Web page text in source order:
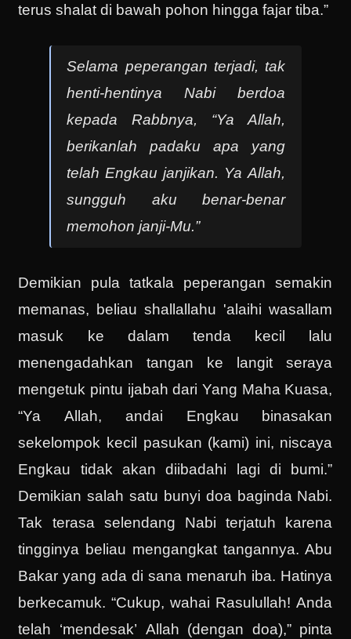
terus shalat di bawah pohon hingga fajar tiba.”
Selama peperangan terjadi, tak
henti-hentinya Nabi berdoa
kepada Rabbnya, “Ya Allah,
berikanlah padaku apa yang
telah Engkau janjikan. Ya Allah,
sungguh aku benar-benar
memohon janji-Mu.”
Demikian pula tatkala peperangan semakin
memanas, beliau shallallahu 'alaihi wasallam
masuk ke dalam tenda kecil lalu
menengadahkan tangan ke langit seraya
mengetuk pintu ijabah dari Yang Maha Kuasa,
“Ya Allah, andai Engkau binasakan
sekelompok kecil pasukan (kami) ini, niscaya
Engkau tidak akan diibadahi lagi di bumi.”
Demikian salah satu bunyi doa baginda Nabi.
Tak terasa selendang Nabi terjatuh karena
tingginya beliau mengangkat tangannya. Abu
Bakar yang ada di sana menaruh iba. Hatinya
berkecamuk. “Cukup, wahai Rasulullah! Anda
telah ‘mendesak’ Allah (dengan doa),” pinta